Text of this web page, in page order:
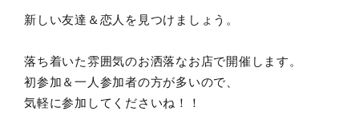
新しい友達＆恋人を見つけましょう。
落ち着いた雰囲気のお洒落なお店で開催します。
初参加＆一人参加者の方が多いので、
気軽に参加してくださいね！！